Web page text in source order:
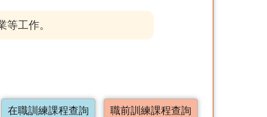
工作。
在職訓練課程查詢 職前訓練課程查詢